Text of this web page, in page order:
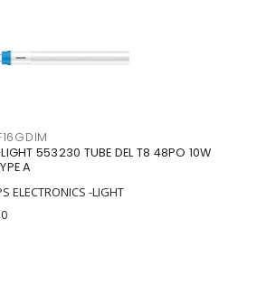
553230 TUBE DEL T8 48PO 10W
A
ELECTRONICS -LIGHT